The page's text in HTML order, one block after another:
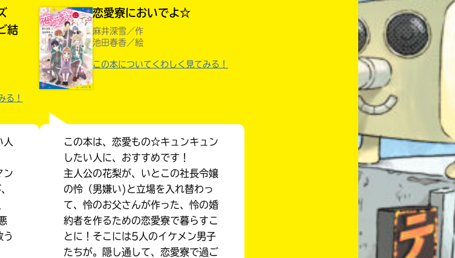
見られる
結
る！
人
ン
う
恋愛寮においでよ☆
麻井深雪／作
池田春香／絵
この本についてくわしく見てみる！
この本は、恋愛もの☆キュンキュン
したい人に、おすすめです！
主人公の花梨が、いとこの社長令嬢
の怜（男嫌い)と立場を入れ替わっ
て、怜のお父さんが作った、怜の婚
約者を作るための恋愛寮で暮らすこ
とに！そこには5人のイケメン男子
たちが。隠し通して、恋愛寮で過ご